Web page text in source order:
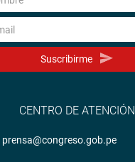
Suscribirme
CENTRO DE ATENCIÓN
prensa@congreso.gob.pe